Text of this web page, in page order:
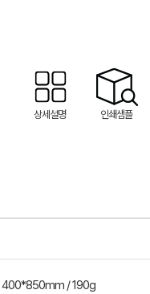
상세설명 인쇄샘플
400*850mm / 190g